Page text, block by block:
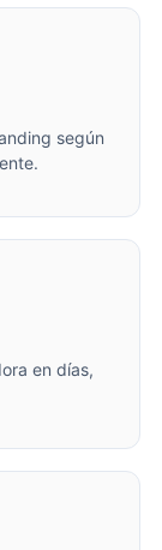
según
en días,